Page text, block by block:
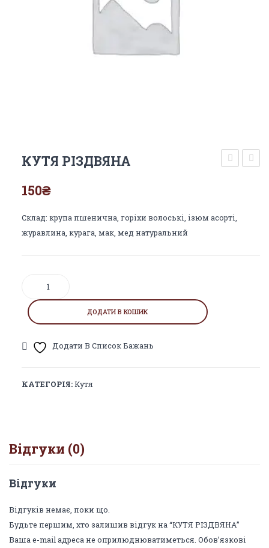
КУТЯ РІЗДВЯНА
150₴
Склад: крупа пшенична, горіхи волоські, ізюм асорті,
журавлина, курага, мак, мед натуральний
кількість
ДОДАТИ В КОШИК
Додати В Список Бажань
КАТЕГОРІЯ:Кутя
Відгуки (0)
Відгуки
Відгуків немає, поки що.
Будьте першим, хто залишив відгук на “КУТЯ РІЗДВЯНА”
Ваша e-mail адреса не оприлюднюватиметься. Обов’язкові